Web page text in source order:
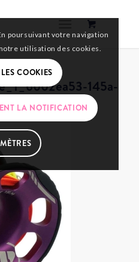
145a-
poursuivant votre navigation
utilisation des cookies.
COOKIES
LA NOTIFICATION